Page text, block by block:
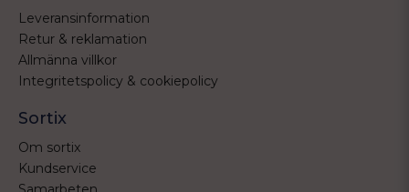
Leveransinformation
Retur & reklamation
Allmänna villkor
Integritetspolicy & cookiepolicy
Sortix
Om sortix
Kundservice